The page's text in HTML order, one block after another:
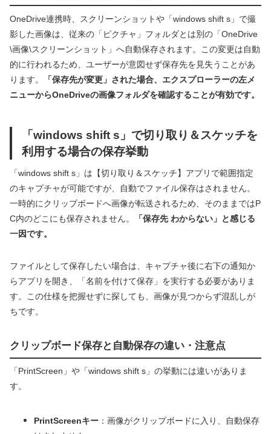
OneDrive連携時、スクリーンショットや「windows shift s」で撮
影した画像は、従来の「ピクチャ」フォルダとは別の「OneDrive
\画像\スクリーンショット」へ自動保存されます。この変更は自動
的に行われるため、ユーザーが意図せず保存先を見失うことがあ
ります。
「保存先が変更」された場合、エクスプローラーの左メ
ニューからOneDriveの画像フォルダを確認することが有効です。
「windows shift s」で切り取り＆スケッチを
利用する場合の保存挙動
「windows shift s」は【切り取り＆スケッチ】アプリで範囲指定
のキャプチャが可能ですが、自動でファイル保存はされません。
一時的にクリップボードへ画像が転送されるため、そのままではP
C内のどこにも保存されません。
「保存先 わからない」と感じる
一因です。
ファイルとして保存したい場合は、キャプチャ後に右下の通知か
らアプリを開き、「名前を付けて保存」を実行する必要がありま
す。この仕様を把握せずに探しても、画像が見つからず混乱しが
ちです。
クリップボード保存と自動保存の違い・注意点
「PrintScreen」や「windows shift s」の挙動には違いがありま
す。
PrintScreenキー ：画像がクリップボードに入り、自動保存